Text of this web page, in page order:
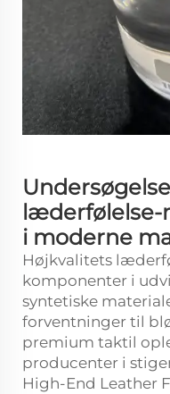
læderfølelse-
i moderne
Højkvalitets
komponenter i
syntetiske
forventninger til
premium taktil
producenter i
High-End Leather